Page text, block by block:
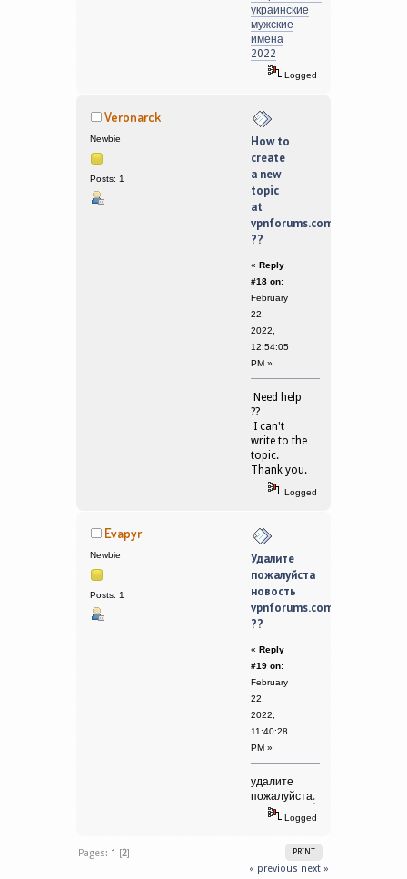
украинские
мужские
имена
2022
Logged
Veronarck
Newbie
Posts: 1
How to
create
a new
topic
at
vpnforums.com
??
« Reply
#18 on:
February
22,
2022,
12:54:05
PM »
Need help
??
I can't
write to the
topic.
Thank you.
Logged
Evapyr
Newbie
Posts: 1
Удалите
пожалуйста
новость
vpnforums.com
??
« Reply
#19 on:
February
22,
2022,
11:40:28
PM »
удалите
пожалуйста.
Logged
PRINT
Pages: 1 [2]
« previous next »